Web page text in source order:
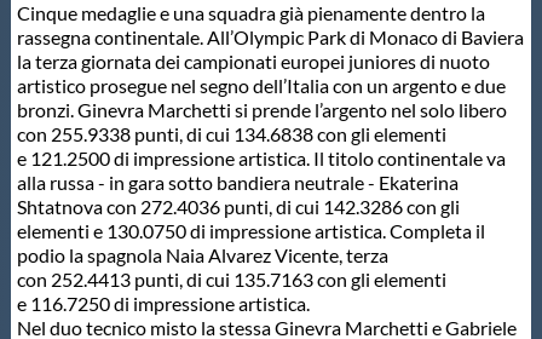
Scuole Nuoto
Propaganda
Centri Federali
Area Legislativa
Protezione Civile
Cinque medaglie e una squadra già pienamente dentro la
rassegna continentale. All’Olympic Park di Monaco di Baviera
la terza giornata dei campionati europei juniores di nuoto
artistico prosegue nel segno dell’Italia con un argento e due
bronzi. Ginevra Marchetti si prende l’argento nel solo libero
con 255.9338 punti, di cui 134.6838 con gli elementi
e 121.2500 di impressione artistica. Il titolo continentale va
alla russa - in gara sotto bandiera neutrale - Ekaterina
Shtatnova con 272.4036 punti, di cui 142.3286 con gli
elementi e 130.0750 di impressione artistica. Completa il
podio la spagnola Naia Alvarez Vicente, terza
con 252.4413 punti, di cui 135.7163 con gli elementi
e 116.7250 di impressione artistica.
Nel duo tecnico misto la stessa Ginevra Marchetti e Gabriele